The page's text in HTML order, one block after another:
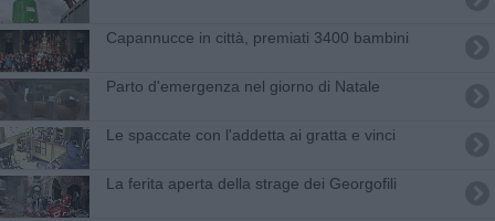
Capannucce in città, premiati 3400 bambini
Parto d'emergenza nel giorno di Natale
Le spaccate con l'addetta ai gratta e vinci
La ferita aperta della strage dei Georgofili